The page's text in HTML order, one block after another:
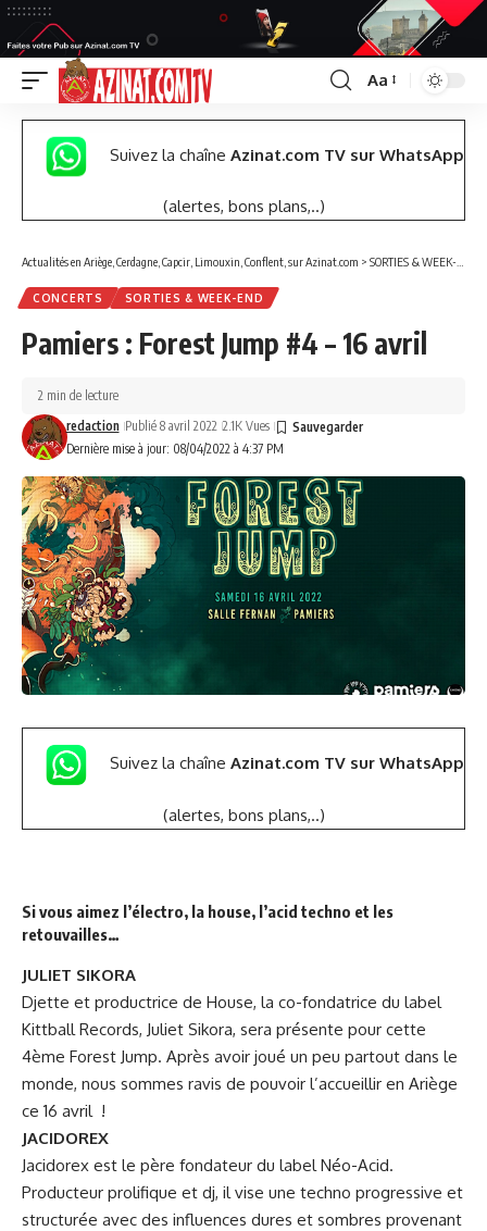
Font
Resizer
Aa
Suivez la chaîne Azinat.com TV sur WhatsApp
(alertes, bons plans,..)
Actualités en Ariège, Cerdagne, Capcir, Limouxin, Conflent, sur Azinat.com > SORTIES & WEEK-END
CONCERTS SORTIES & WEEK-END
Pamiers : Forest Jump #4 – 16 avril
Dernière mise à jour: 08/04/2022 à 4:37 PM
redaction Publié 8 avril 2022 2.1K Vues
2 min de lecture
Suivez la chaîne Azinat.com TV sur WhatsApp
(alertes, bons plans,..)
Si vous aimez l’électro, la house, l’acid techno et les
retouvailles…
JULIET SIKORA
Djette et productrice de House, la co-fondatrice du label
Kittball Records, Juliet Sikora, sera présente pour cette
4ème Forest Jump. Après avoir joué un peu partout dans le
monde, nous sommes ravis de pouvoir l’accueillir en Ariège
ce 16 avril !
JACIDOREX
Jacidorex est le père fondateur du label Néo-Acid.
Producteur prolifique et dj, il vise une techno progressive et
structurée avec des influences dures et sombres provenant